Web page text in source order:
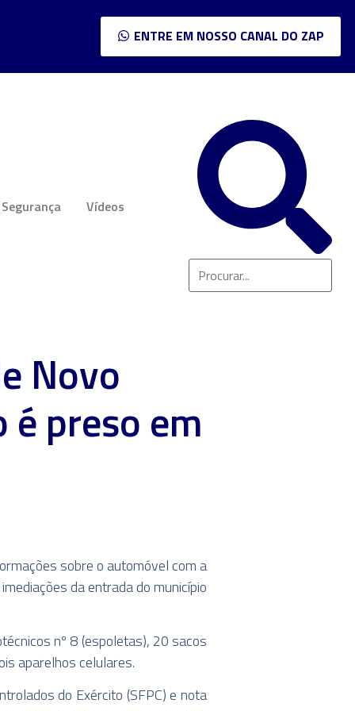
ENTRE EM NOSSO CANAL DO ZAP
Segurança Vídeos
Novo
preso em
sobre o automóvel com a
da entrada do município
nº 8 (espoletas), 20 sacos
aparelhos celulares.
do Exército (SFPC) e nota